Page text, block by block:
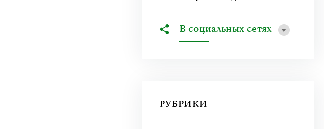
В социальных сетях
РУБРИКИ